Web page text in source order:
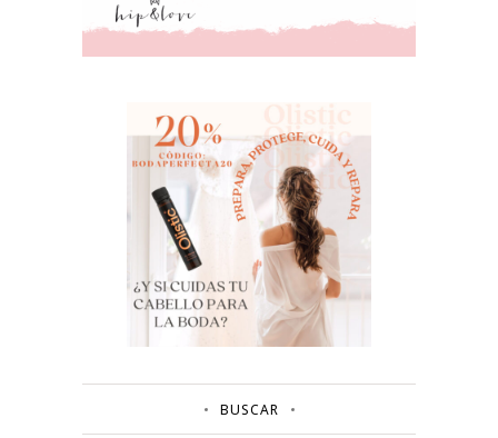
BUSCAR